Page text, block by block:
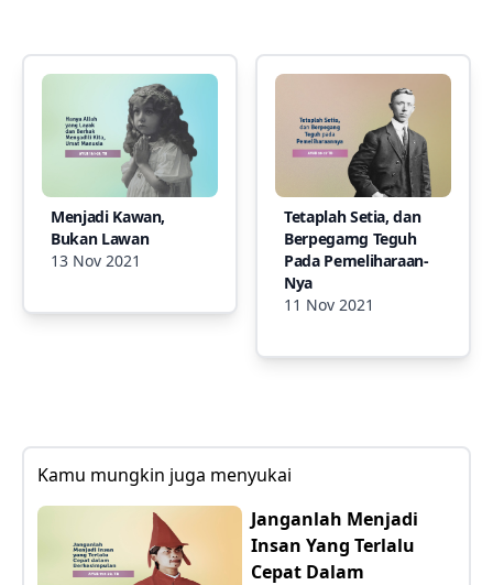
Menjadi Kawan,
Bukan Lawan
13 Nov 2021
Tetaplah Setia, dan
Berpegamg Teguh
Pada Pemeliharaan-
Nya
11 Nov 2021
Kamu mungkin juga menyukai
Janganlah Menjadi
Insan Yang Terlalu
Cepat Dalam